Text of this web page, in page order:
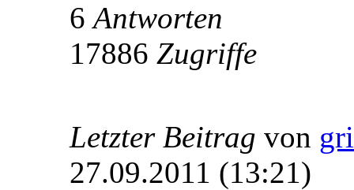
6Antworten
17886 Zugriffe
Letzter Beitrag von
27.09.2011 (13:21)